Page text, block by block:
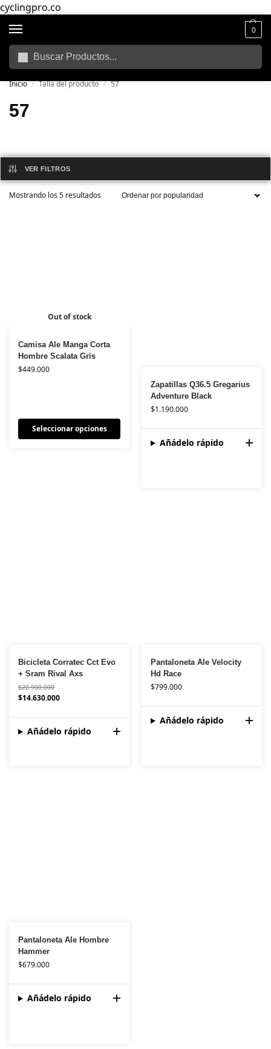
cyclingpro.co
0
🚴‍ Envío gratuito a todo Colombia por compras superiores a $250.000
Inicio / Talla del producto / 57
57
VER FILTROS
Mostrando los 5 resultados
Out of stock
Camisa Ale Manga Corta
Hombre Scalata Gris
$449.000
Seleccionar opciones
Zapatillas Q36.5 Gregarius
Adventure Black
$1.190.000
Añádelo rápido
Bicicleta Corratec Cct Evo
+ Sram Rival Axs
$20.900.000
$14.630.000
Añádelo rápido
Pantaloneta Ale Velocity
Hd Race
$799.000
Añádelo rápido
Pantaloneta Ale Hombre
Hammer
$679.000
Añádelo rápido